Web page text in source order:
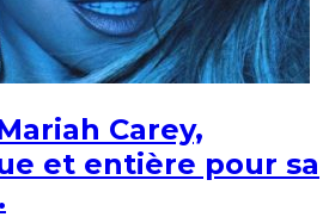
Carey,
et entière pour sa